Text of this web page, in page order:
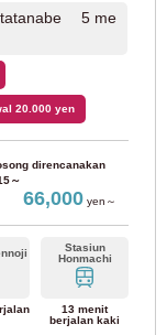
5 me
20.000 yen
direncanakan
～
66,000yen～
Stasiun
Honmachi
13 menit
berjalan kaki